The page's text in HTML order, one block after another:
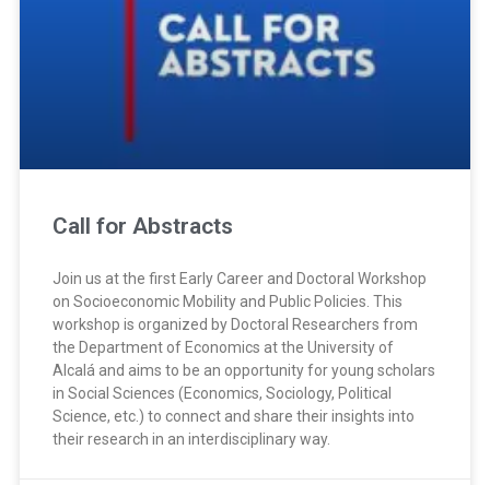
Call for Abstracts
Join us at the first Early Career and Doctoral Workshop
on Socioeconomic Mobility and Public Policies. This
workshop is organized by Doctoral Researchers from
the Department of Economics at the University of
Alcalá and aims to be an opportunity for young scholars
in Social Sciences (Economics, Sociology, Political
Science, etc.) to connect and share their insights into
their research in an interdisciplinary way.